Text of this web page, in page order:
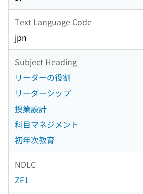
Text Language Code
jpn
Subject Heading
リーダーの役割
リーダーシップ
授業設計
科目マネジメント
初年次教育
NDLC
ZF1